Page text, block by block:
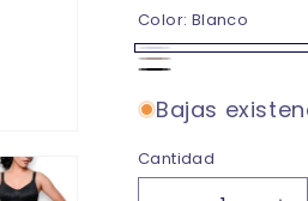
Color: Blanco
Blanco
Nude
Bajas
Cantidad